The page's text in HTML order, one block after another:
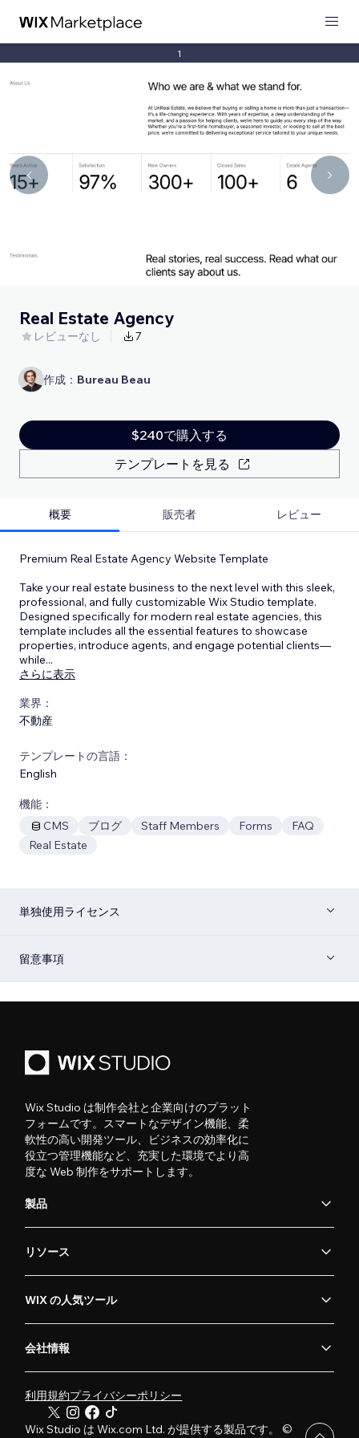
1
Real Estate Agency
レビューなし 7
作成： Bureau Beau
$240で購入する
テンプレートを見る
概要 販売者 レビュー
Premium Real Estate Agency Website Template
Take your real estate business to the next level with this sleek,
professional, and fully customizable Wix Studio template.
Designed specifically for modern real estate agencies, this
template includes all the essential features to showcase
properties, introduce agents, and engage potential clients—
while...
さらに表示
業界：
不動産
テンプレートの言語：
English
機能：
CMS
ブログ Staff Members Forms
FAQ
Real Estate
単独使用ライセンス
留意事項
Wix Studio は制作会社と企業向けのプラット
フォームです。スマートなデザイン機能、柔
軟性の高い開発ツール、ビジネスの効率化に
役立つ管理機能など、充実した環境でより高
度な Web 制作をサポートします。
製品
リソース
WIX の人気ツール
会社情報
利用規約プライバシーポリシー
Wix Studio は Wix.com Ltd. が提供する製品です。 ©